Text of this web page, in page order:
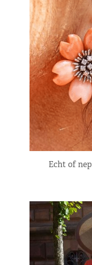
Echt of